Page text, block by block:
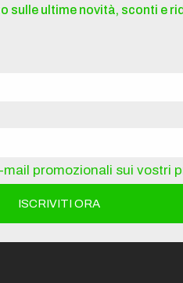
da quello di Bosch, le
la batteria
mostrandoti la batteria
posizionato sulla batteria
staccare la batteria, una
sulle ultime novità, sconti e
promozionali sui vostri